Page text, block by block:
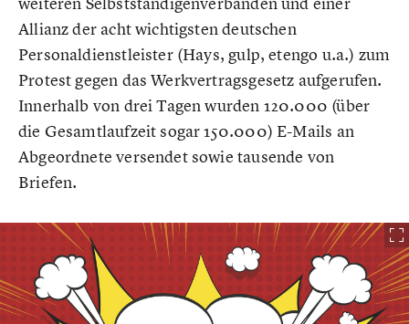
Allianz der acht wichtigsten deutschen
Personaldienstleister (Hays, gulp, etengo u.a.) zum
Protest gegen das Werkvertragsgesetz aufgerufen.
Innerhalb von drei Tagen wurden 120.000 (über
die Gesamtlaufzeit sogar 150.000) E-Mails an
Abgeordnete versendet sowie tausende von
Briefen.